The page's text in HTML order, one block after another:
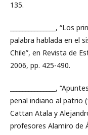
135.
_______________,
palabra hablada en el
Chile”, en Revista de
2006, pp. 425-490.
_______________,
penal indiano al patrio
Cattan Atala y
profesores Alamiro de